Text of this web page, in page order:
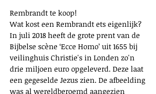
Rembrandt te koop!
Wat kost een Rembrandt ets eigenlijk?
In juli 2018 heeft de grote prent van de
Bijbelse scène ‘Ecce Homo’ uit 1655 bij
veilinghuis Christie's in Londen zo'n
drie miljoen euro opgeleverd. Deze laat
een gegeselde Jezus zien. De afbeelding
was al wereldberoemd aangezien